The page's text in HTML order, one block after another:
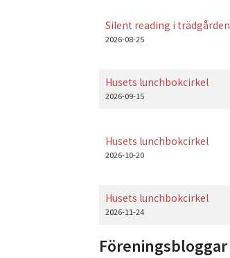
Silent reading i trädgården
2026-08-25
Husets lunchbokcirkel
2026-09-15
Husets lunchbokcirkel
2026-10-20
Husets lunchbokcirkel
2026-11-24
Föreningsbloggar